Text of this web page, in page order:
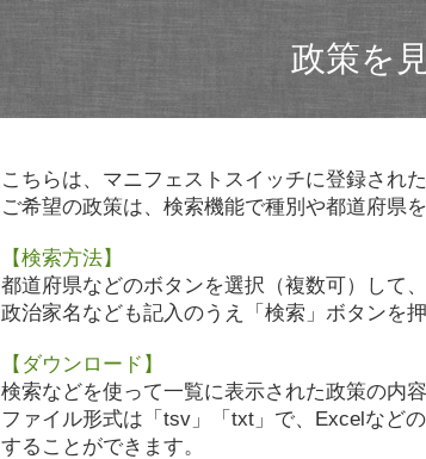
政策を
こちらは、マニフェストスイッチに登録され
ご希望の政策は、検索機能で種別や都道府県
【検索方法】
都道府県などのボタンを選択（複数可）して
政治家名なども記入のうえ「検索」ボタンを押
【ダウンロード】
検索などを使って一覧に表示された政策の内
ファイル形式は「tsv」「txt」で、Excelなど
することができます。